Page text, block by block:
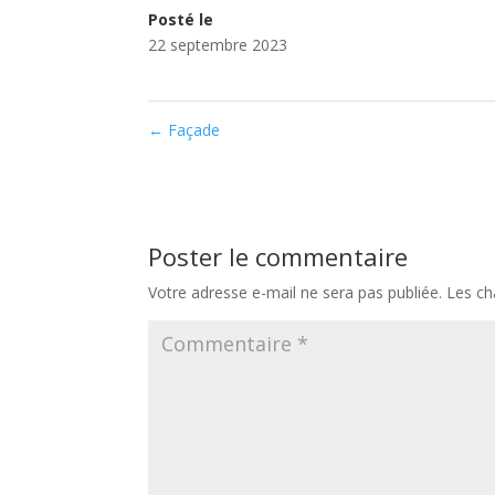
Posté le
22 septembre 2023
← Façade
Poster le commentaire
Votre adresse e-mail ne sera pas publiée. Les